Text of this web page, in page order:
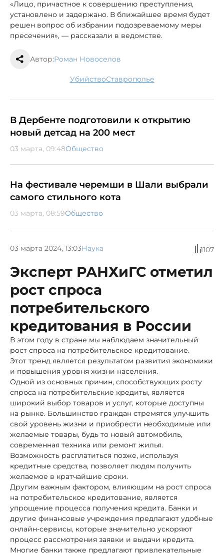
«Лицо, причастное к совершению преступления,
установлено и задержано. В ближайшее время будет
решен вопрос об избрании подозреваемому меры
пресечения», — рассказали в ведомстве.
Автор:Роман Новоселов
убийство Ставрополье
В Дербенте подготовили к открытию
новый детсад на 200 мест
03 марта, 09:48Общество
На фестивале черемши в Шали выбрали
самого стильного кота
03 марта, 08:59Общество
03 марта 2024, 13:03Наука 1107
Эксперт РАНХиГС отметил
рост спроса
потребительского
кредитования в России
В этом году в стране мы наблюдаем значительный
рост спроса на потребительское кредитование.
Этот тренд является результатом развития экономики
и повышения уровня жизни населения.
Одной из основных причин, способствующих росту
спроса на потребительские кредиты, является
широкий выбор товаров и услуг, которые доступны
на рынке. Большинство граждан стремятся улучшить
свой уровень жизни и приобрести необходимые или
желаемые товары, будь то новый автомобиль,
современная техника или ремонт жилья.
Возможность расплатиться позже, используя
кредитные средства, позволяет людям получить
желаемое в кратчайшие сроки.
Другим важным фактором, влияющим на рост спроса
на потребительское кредитование, является
упрощение процесса получения кредита. Банки и
другие финансовые учреждения предлагают удобные
онлайн-сервисы, которые значительно ускоряют
процесс рассмотрения заявки и выдачи кредита.
Многие банки также предлагают привлекательные